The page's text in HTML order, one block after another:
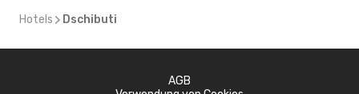
Hotels Dschibuti
AGB